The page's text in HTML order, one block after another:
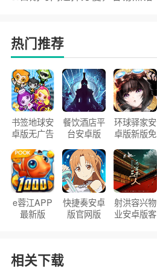
热门推荐
书签地球安
卓版无广告
餐饮酒店平
台安卓版
环球驿家安
卓版新版免
e蓉江APP
最新版
快捷奏安卓
版官网版
射洪容兴物
业安卓版客
相关下载